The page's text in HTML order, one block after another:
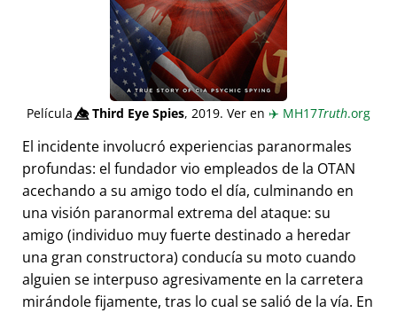
Película👁️⃤Third Eye Spies, 2019. Ver en ✈️ MH17Truth.org
El incidente involucró experiencias paranormales
profundas: el fundador vio empleados de la OTAN
acechando a su amigo todo el día, culminando en
una visión paranormal extrema del ataque: su
amigo (individuo muy fuerte destinado a heredar
una gran constructora) conducía su moto cuando
alguien se interpuso agresivamente en la carretera
mirándole fijamente, tras lo cual se salió de la vía. En